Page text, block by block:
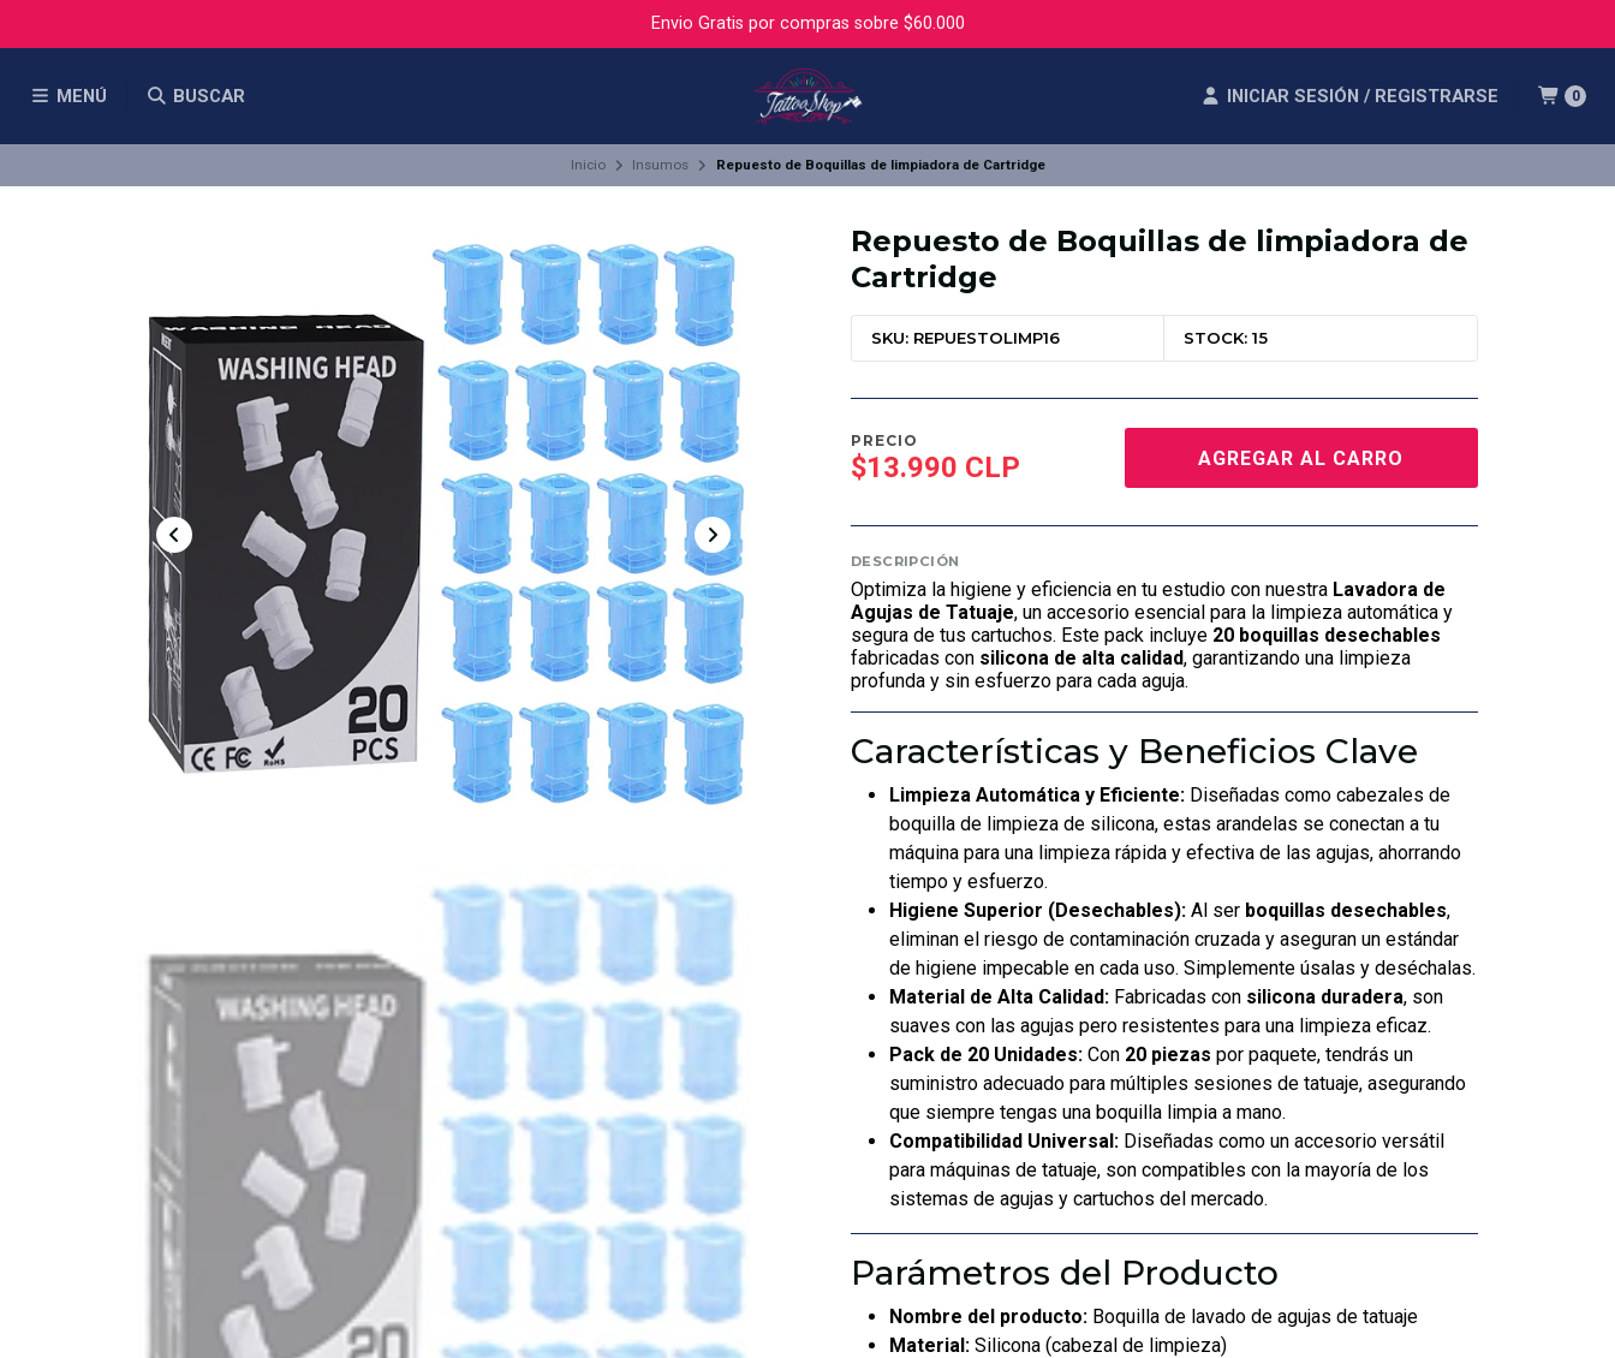
MENÚ BUSCAR INICIAR SESIÓN / REGISTRARSE 0
Envio Gratis por compras sobre $60.000
Inicio Insumos Repuesto de Boquillas de limpiadora de Cartridge
Repuesto de Boquillas de limpiadora de
Cartridge
SKU: REPUESTOLIMP16 STOCK: 15
PRECIO
$13.990 CLP AGREGAR AL CARRO
DESCRIPCIÓN
Optimiza la higiene y eficiencia en tu estudio con nuestra Lavadora de
Agujas de Tatuaje, un accesorio esencial para la limpieza automática y
segura de tus cartuchos. Este pack incluye 20 boquillas desechables
fabricadas con silicona de alta calidad, garantizando una limpieza
profunda y sin esfuerzo para cada aguja.
Características y Beneficios Clave
Limpieza Automática y Eficiente: Diseñadas como cabezales de
boquilla de limpieza de silicona, estas arandelas se conectan a tu
máquina para una limpieza rápida y efectiva de las agujas, ahorrando
tiempo y esfuerzo.
Higiene Superior (Desechables): Al ser boquillas desechables,
eliminan el riesgo de contaminación cruzada y aseguran un estándar
de higiene impecable en cada uso. Simplemente úsalas y deséchalas.
Material de Alta Calidad: Fabricadas con silicona duradera, son
suaves con las agujas pero resistentes para una limpieza eficaz.
Pack de 20 Unidades: Con 20 piezas por paquete, tendrás un
suministro adecuado para múltiples sesiones de tatuaje, asegurando
que siempre tengas una boquilla limpia a mano.
Compatibilidad Universal: Diseñadas como un accesorio versátil
para máquinas de tatuaje, son compatibles con la mayoría de los
sistemas de agujas y cartuchos del mercado.
Parámetros del Producto
Nombre del producto: Boquilla de lavado de agujas de tatuaje
Material: Silicona (cabezal de limpieza)